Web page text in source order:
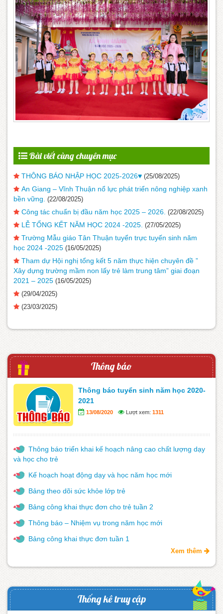
Bài viết cùng chuyên mục
THÔNG BÁO NHẬP HỌC 2025-2026♥️ (25/08/2025)
An Giang – Vĩnh Thuận nổ lực phát triển nông nghiệp xanh
bền vững. (22/08/2025)
Công tác chuẩn bị đầu năm học 2025 – 2026. (22/08/2025)
LỄ TỔNG KẾT NĂM HỌC 2024 -2025. (27/05/2025)
Trường Mẫu giáo Tân Thuận tuyển trực tuyến sinh năm
học 2024 -2025 (16/05/2025)
Tham dự Hội nghị tổng kết 5 năm thực hiện chuyên đề ”
Xây dựng trường mầm non lấy trẻ làm trung tâm” giai đoạn
2021 – 2025 (16/05/2025)
(29/04/2025)
(23/03/2025)
Thông báo
Thông báo tuyển sinh năm học 2020-
2021
13/08/2020 Lượt xem: 1311
Thông báo triển khai kế hoạch nâng cao chất lượng dạy
và học cho trẻ
Kế hoạch hoạt động dạy và học năm học mới
Bảng theo dõi sức khỏe lớp trẻ
Bảng công khai thực đơn cho trẻ tuần 2
Thông báo – Nhiệm vụ trong năm học mới
Bảng công khai thực đơn tuần 1
Xem thêm
Thống kê truy cập